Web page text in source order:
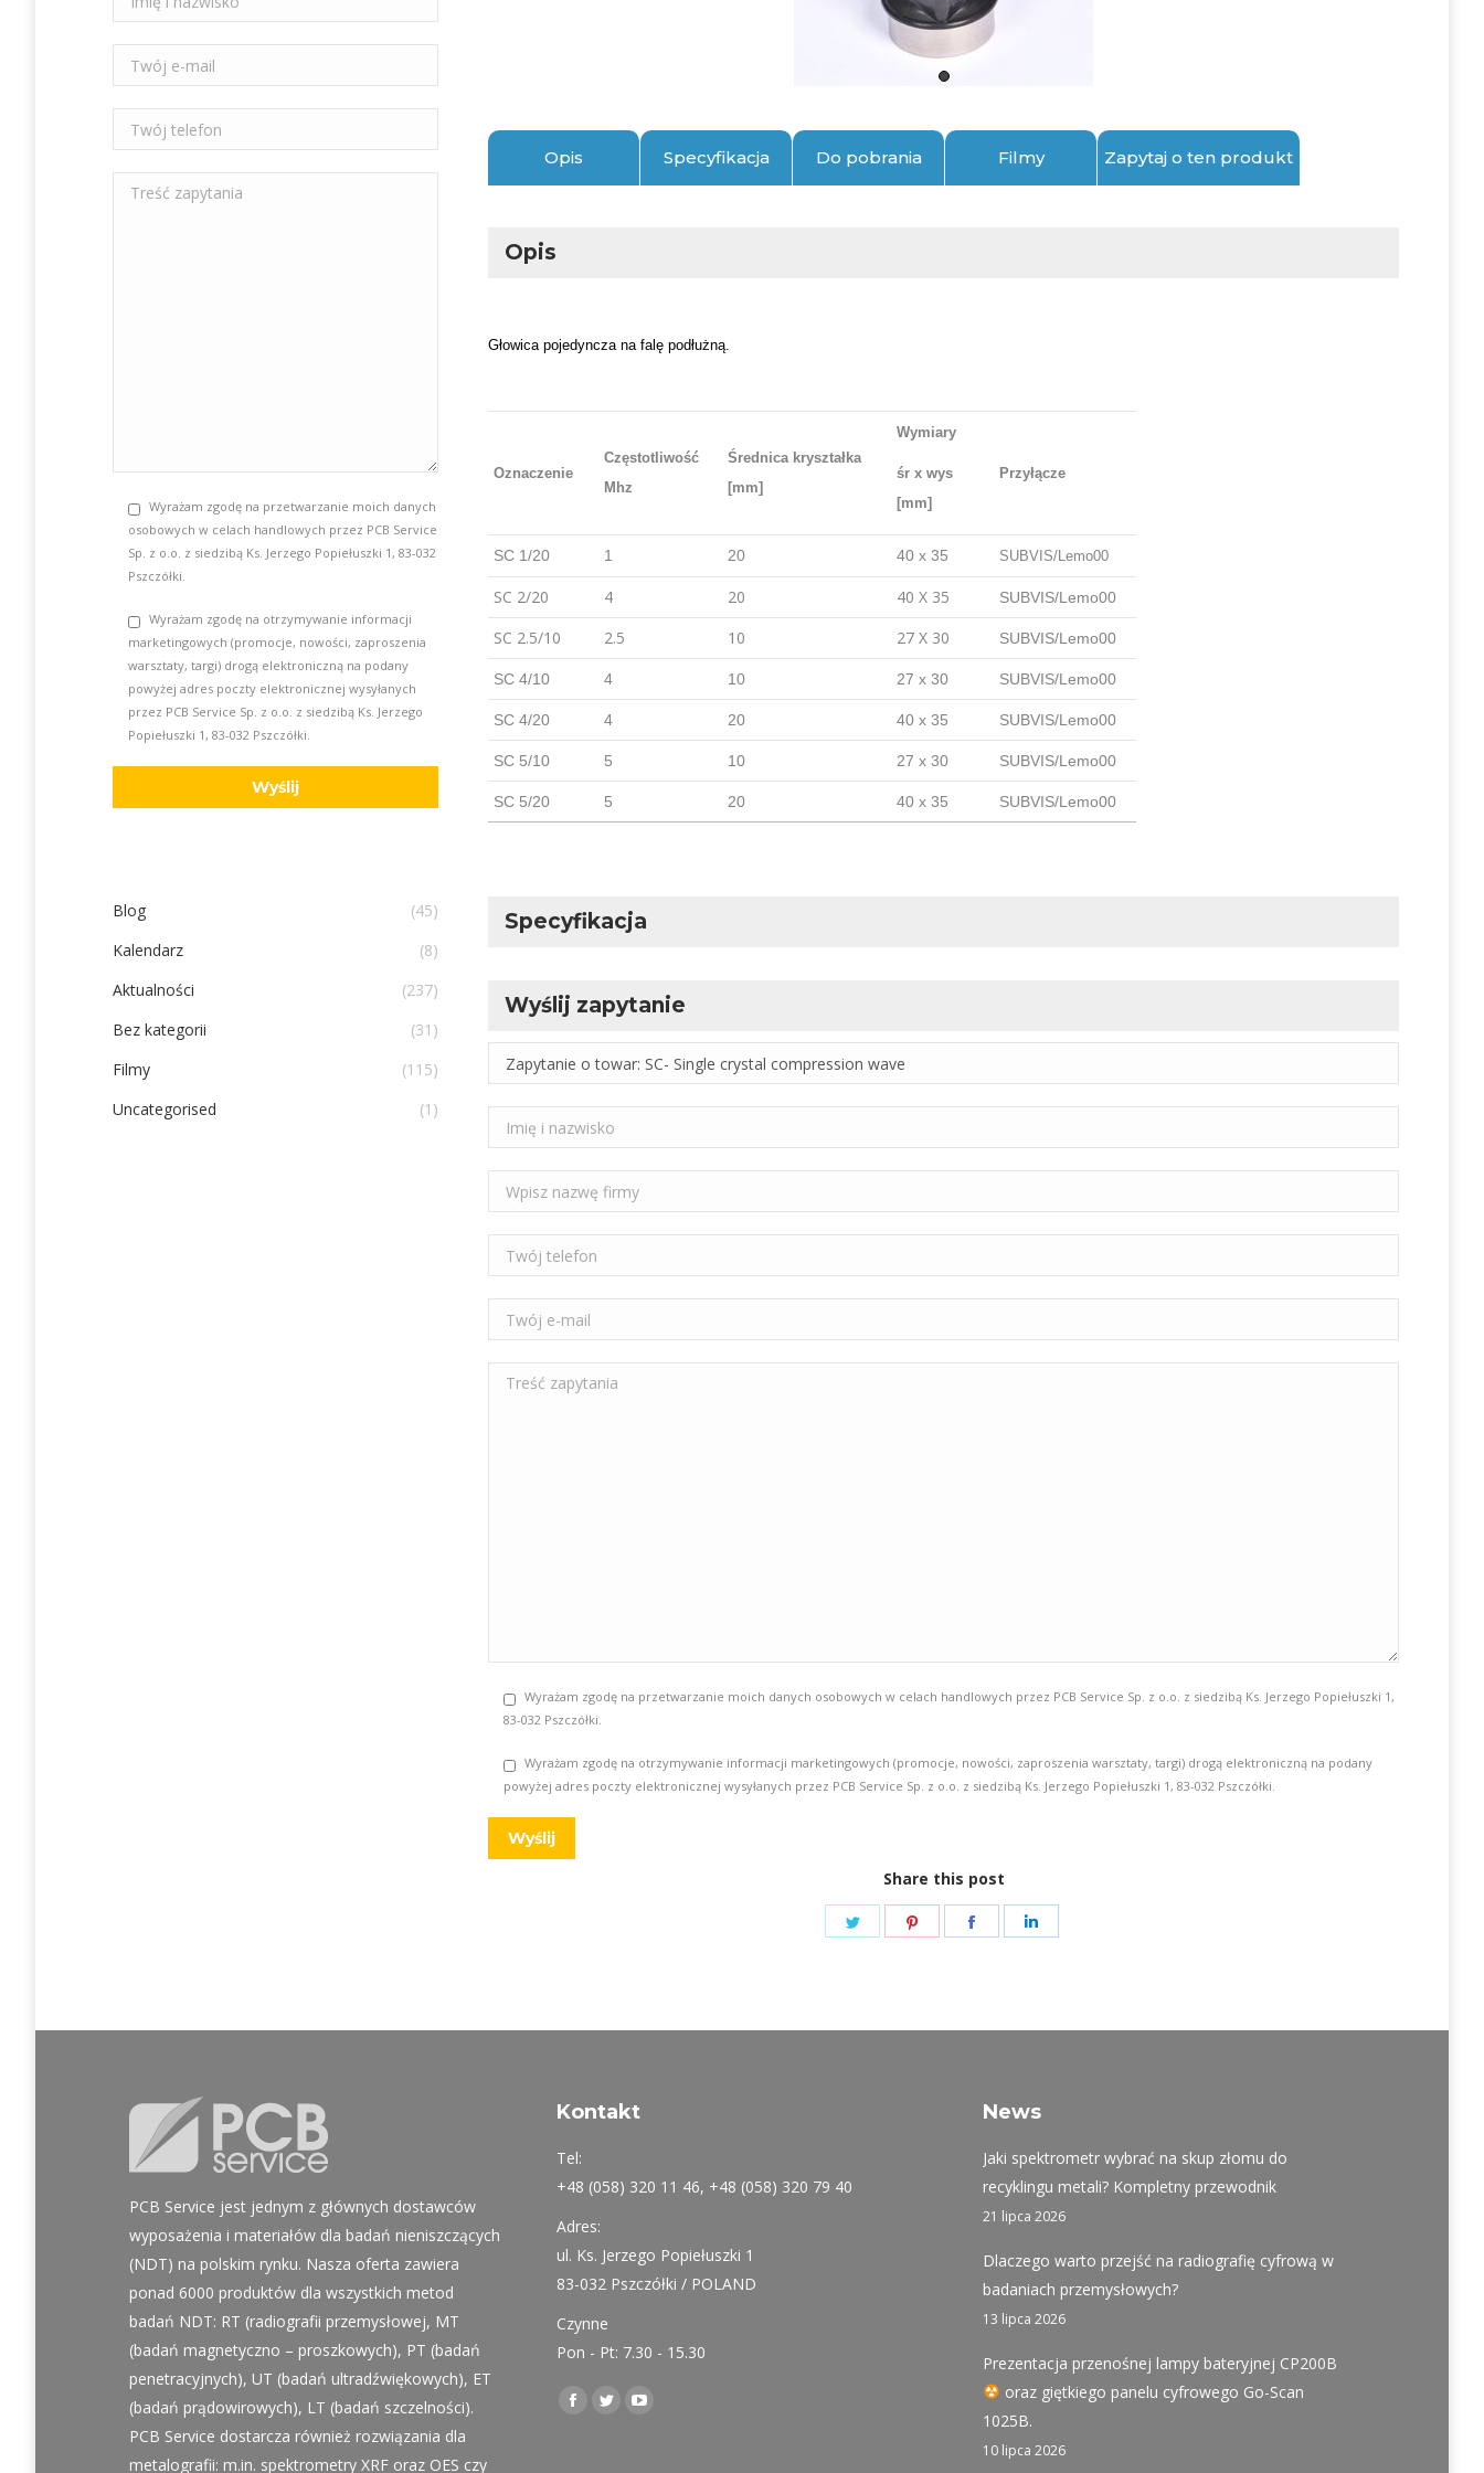
Opis Specyfikacja Do pobrania Filmy Zapytaj o ten produkt
Opis
Głowica pojedyncza na falę podłużną.
Oznaczenie
Częstotliwość
Mhz
Średnica kryształka
[mm]
Wymiary
śr x wys
[mm]
Przyłącze
SC 1/20 1 20 40 x 35 SUBVIS/Lemo00
SC 2/20 4 20 40 X 35 SUBVIS/Lemo00
SC 2.5/10 2.5 10 27 X 30 SUBVIS/Lemo00
SC 4/10 4 10 27 x 30 SUBVIS/Lemo00
SC 4/20 4 20 40 x 35 SUBVIS/Lemo00
SC 5/10 5 10 27 x 30 SUBVIS/Lemo00
SC 5/20 5 20 40 x 35 SUBVIS/Lemo00
Specyfikacja
Wyślij zapytanie
Wyrażam zgodę na przetwarzanie moich danych osobowych w celach handlowych przez PCB Service Sp. z o.o. z siedzibą Ks. Jerzego Popiełuszki 1,
83-032 Pszczółki.
Wyrażam zgodę na otrzymywanie informacji marketingowych (promocje, nowości, zaproszenia warsztaty, targi) drogą elektroniczną na podany
powyżej adres poczty elektronicznej wysyłanych przez PCB Service Sp. z o.o. z siedzibą Ks. Jerzego Popiełuszki 1, 83-032 Pszczółki.
Share this post
Share
Share
Share
Wyrażam zgodę na przetwarzanie moich danych
osobowych w celach handlowych przez PCB Service
Sp. z o.o. z siedzibą Ks. Jerzego Popiełuszki 1, 83-032
Pszczółki.
Wyrażam zgodę na otrzymywanie informacji
marketingowych (promocje, nowości, zaproszenia
warsztaty, targi) drogą elektroniczną na podany
powyżej adres poczty elektronicznej wysyłanych
przez PCB Service Sp. z o.o. z siedzibą Ks. Jerzego
Popiełuszki 1, 83-032 Pszczółki.
Blog
(45)
Kalendarz
(8)
Aktualności
(237)
Bez kategorii
(31)
Filmy
(115)
Uncategorised
(1)
PCB Service jest jednym z głównych dostawców
wyposażenia i materiałów dla badań nieniszczących
(NDT) na polskim rynku. Nasza oferta zawiera
ponad 6000 produktów dla wszystkich metod
badań NDT: RT (radiografii przemysłowej, MT
(badań magnetyczno – proszkowych), PT (badań
penetracyjnych), UT (badań ultradźwiękowych), ET
(badań prądowirowych), LT (badań szczelności).
PCB Service dostarcza również rozwiązania dla
metalografii: m.in. spektrometry XRF oraz OES czy
Kontakt
Tel:
+48 (058) 320 11 46, +48 (058) 320 79 40
Adres:
ul. Ks. Jerzego Popiełuszki 1
83-032 Pszczółki / POLAND
Czynne
Pon - Pt: 7.30 - 15.30
Find us on:
Facebook
TwitterYouTube
News
Jaki spektrometr wybrać na skup złomu do
recyklingu metali? Kompletny przewodnik
21 lipca 2026
Dlaczego warto przejść na radiografię cyfrową w
badaniach przemysłowych?
13 lipca 2026
Prezentacja przenośnej lampy bateryjnej CP200B
oraz giętkiego panelu cyfrowego Go-Scan
1025B.
10 lipca 2026